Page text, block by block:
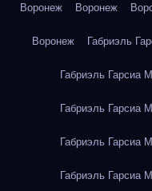
Воронеж Воронеж
Воронеж Габриэль
Габриэль Гарсиа
Габриэль Гарсиа
Габриэль Гарсиа
Габриэль Гарсиа